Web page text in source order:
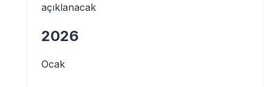
açıklanacak
2026
Ocak